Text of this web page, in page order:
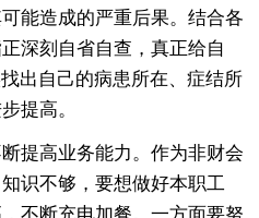
能造成的严重后果。结合各
深刻自省自查，真正给自
出自己的病患所在、症结所
提高。
提高业务能力。作为非财会
识不够，要想做好本职工